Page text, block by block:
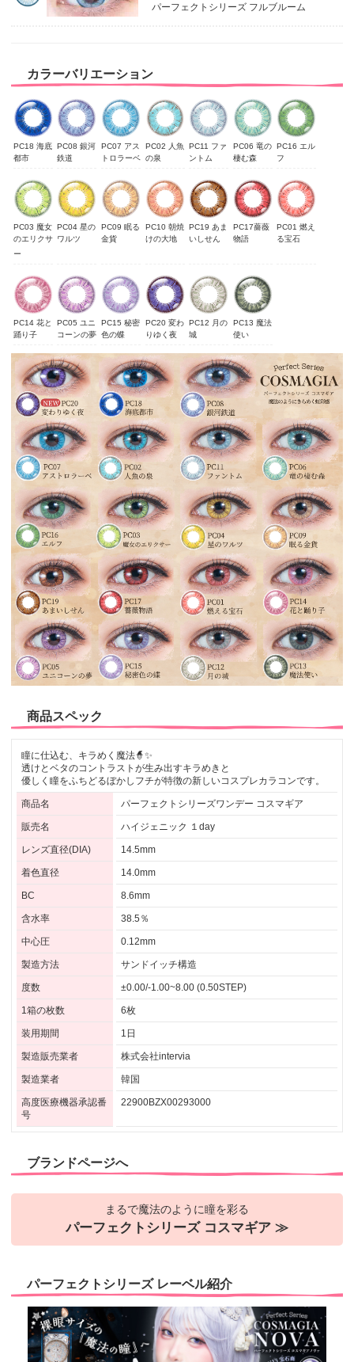
パーフェクトシリーズ フルブルーム
カラーバリエーション
PC18 海底
都市
PC08 銀河
鉄道
PC07 アス
トロラーベ
PC02 人魚
の泉
PC11 ファ
ントム
PC06 竜の
棲む森
PC16 エル
フ
PC03 魔女
のエリクサ
ー
PC04 星の
ワルツ
PC09 眠る
金貨
PC10 朝焼
けの大地
PC19 あま
いしせん
PC17薔薇
物語
PC01 燃え
る宝石
PC14 花と
踊り子
PC05 ユニ
コーンの夢
PC15 秘密
色の蝶
PC20 変わ
りゆく夜
PC12 月の
城
PC13 魔法
使い
商品スペック
瞳に仕込む、キラめく魔法🧙✨
透けとベタのコントラストが生み出すキラめきと
優しく瞳をふちどるぼかしフチが特徴の新しいコスプレカラコンです。
商品名 パーフェクトシリーズワンデー コスマギア
販売名 ハイジェニック １day
レンズ直径(DIA) 14.5mm
着色直径 14.0mm
BC 8.6mm
含水率 38.5％
中心圧 0.12mm
製造方法 サンドイッチ構造
度数 ±0.00/-1.00~8.00 (0.50STEP)
1箱の枚数 6枚
装用期間 1日
製造販売業者 株式会社intervia
製造業者 韓国
高度医療機器承認番
号
22900BZX00293000
ブランドページへ
まるで魔法のように瞳を彩る
パーフェクトシリーズ コスマギア ≫
パーフェクトシリーズ レーベル紹介